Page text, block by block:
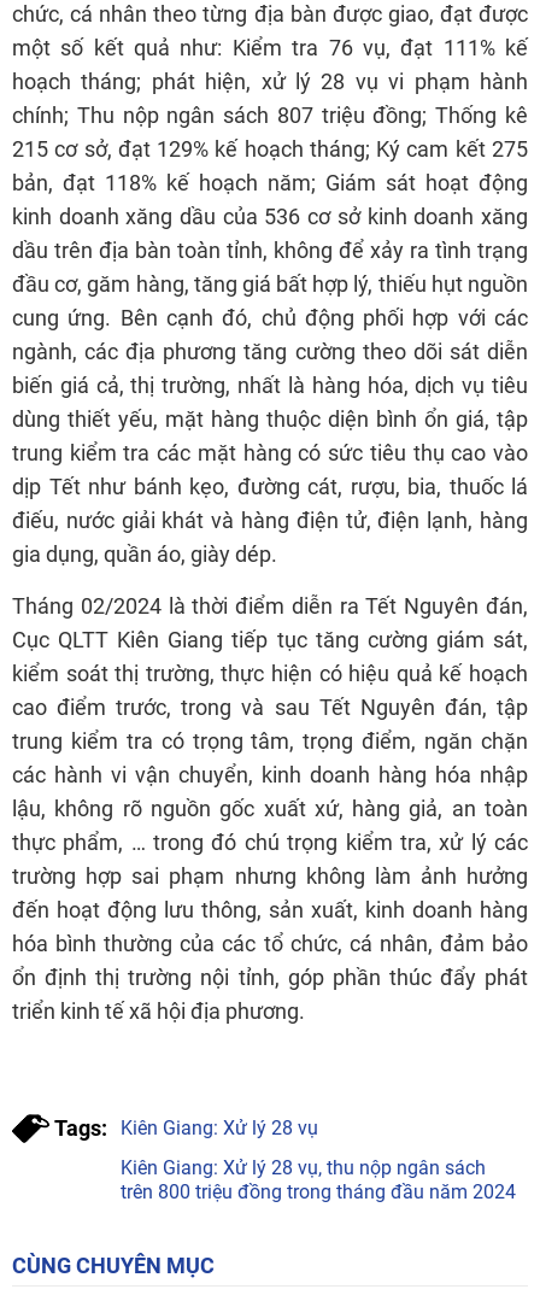
chức, cá nhân theo từng địa bàn được giao, đạt được
một số kết quả như: Kiểm tra 76 vụ, đạt 111% kế
hoạch tháng; phát hiện, xử lý 28 vụ vi phạm hành
chính; Thu nộp ngân sách 807 triệu đồng; Thống kê
215 cơ sở, đạt 129% kế hoạch tháng; Ký cam kết 275
bản, đạt 118% kế hoạch năm; Giám sát hoạt động
kinh doanh xăng dầu của 536 cơ sở kinh doanh xăng
dầu trên địa bàn toàn tỉnh, không để xảy ra tình trạng
đầu cơ, găm hàng, tăng giá bất hợp lý, thiếu hụt nguồn
cung ứng. Bên cạnh đó, chủ động phối hợp với các
ngành, các địa phương tăng cường theo dõi sát diễn
biến giá cả, thị trường, nhất là hàng hóa, dịch vụ tiêu
dùng thiết yếu, mặt hàng thuộc diện bình ổn giá, tập
trung kiểm tra các mặt hàng có sức tiêu thụ cao vào
dịp Tết như bánh kẹo, đường cát, rượu, bia, thuốc lá
điếu, nước giải khát và hàng điện tử, điện lạnh, hàng
gia dụng, quần áo, giày dép.
Tháng 02/2024 là thời điểm diễn ra Tết Nguyên đán,
Cục QLTT Kiên Giang tiếp tục tăng cường giám sát,
kiểm soát thị trường, thực hiện có hiệu quả kế hoạch
cao điểm trước, trong và sau Tết Nguyên đán, tập
trung kiểm tra có trọng tâm, trọng điểm, ngăn chặn
các hành vi vận chuyển, kinh doanh hàng hóa nhập
lậu, không rõ nguồn gốc xuất xứ, hàng giả, an toàn
thực phẩm, … trong đó chú trọng kiểm tra, xử lý các
trường hợp sai phạm nhưng không làm ảnh hưởng
đến hoạt động lưu thông, sản xuất, kinh doanh hàng
hóa bình thường của các tổ chức, cá nhân, đảm bảo
ổn định thị trường nội tỉnh, góp phần thúc đẩy phát
triển kinh tế xã hội địa phương.
Tags:
Kiên Giang: Xử lý 28 vụ
Kiên Giang: Xử lý 28 vụ, thu nộp ngân sách
trên 800 triệu đồng trong tháng đầu năm 2024
CÙNG CHUYÊN MỤC